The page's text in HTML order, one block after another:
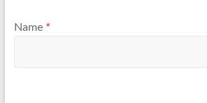
Name *